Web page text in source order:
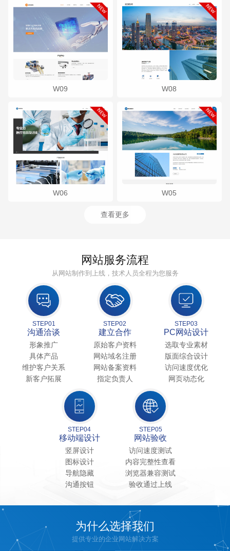
W09 W08
W06 W05
查看更多
网站服务流程
从网站制作到上线，技术人员全程为您服务
STEP01
沟通洽谈
形象推广
具体产品
维护客户关系
新客户拓展
STEP02
建立合作
原始客户资料
网站域名注册
网站备案资料
指定负责人
STEP03
PC网站设计
选取专业素材
版面综合设计
访问速度优化
网页动态化
STEP04
移动端设计
竖屏设计
图标设计
导航隐藏
沟通按钮
STEP05
网站验收
访问速度测试
内容完整性查看
浏览器兼容测试
验收通过上线
为什么选择我们
提供专业的企业网站解决方案